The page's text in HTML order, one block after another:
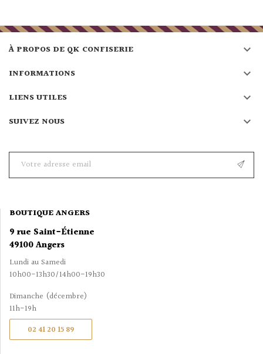
À PROPOS DE QK CONFISERIE 
INFORMATIONS 
LIENS UTILES 
SUIVEZ NOUS 
BOUTIQUE ANGERS
9 rue Saint-Étienne
49100 Angers
Lundi au Samedi
10h00-13h30/14h00-19h30
Dimanche (décembre)
11h-19h
02 41 20 15 89